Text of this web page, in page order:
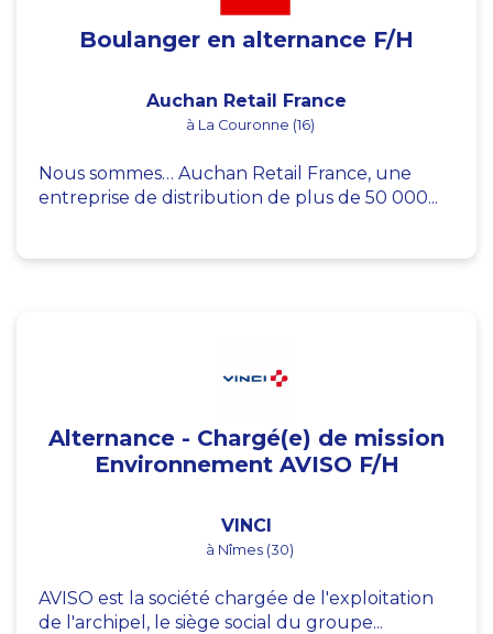
Boulanger en alternance F/H
Auchan Retail France
à La Couronne (16)
Nous sommes… Auchan Retail France, une
entreprise de distribution de plus de 50 000...
Alternance - Chargé(e) de mission
Environnement AVISO F/H
VINCI
à Nîmes (30)
AVISO est la société chargée de l'exploitation
de l'archipel, le siège social du groupe...